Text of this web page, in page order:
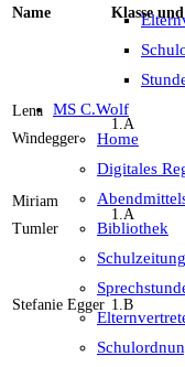
MS C.Wolf
Home
Digitales
Bibliothek
Schulzeitung
Name Klasse
Lena
Windegger
1.A
Miriam
Tumler
1.A
Stefanie Egger 1.B